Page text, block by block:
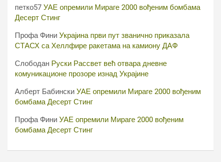
петко57 УАЕ опремили Мираге 2000 вођеним бомбама
Десерт Стинг
Профа Фини Украјина први пут званично приказала
СТАСХ са Хеллфире ракетама на камиону ДАФ
Слободан Руски Рассвет већ отвара дневне
комуникационе прозоре изнад Украјине
Алберт Бабински УАЕ опремили Мираге 2000 вођеним
бомбама Десерт Стинг
Профа Фини УАЕ опремили Мираге 2000 вођеним
бомбама Десерт Стинг